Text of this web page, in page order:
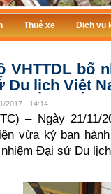
Thuê xe Dịch vụ
VHTTDL bổ
Du lịch Việt
2017 - 14:14
– Ngày 21/11/
vừa ký ban
Đại sứ Du